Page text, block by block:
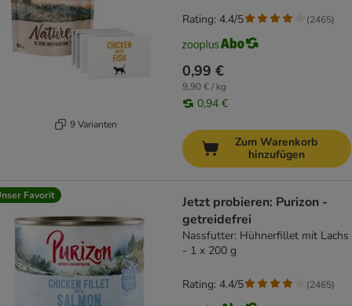
9 Varianten
0,99 €
9,90 € / kg
0,94 €
Rating: 4.4/5 (2465)
Zum Warenkorb
hinzufügen
Favorit
Jetzt probieren: Purizon -
getreidefrei
Nassfutter: Hühnerfillet mit Lachs
- 1 x 200 g
Rating: 4.4/5 (2465)